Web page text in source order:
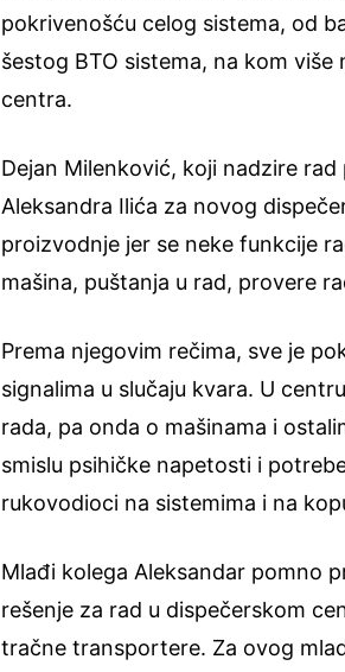
pokrivenošću celog sistema, od
šestog BTO sistema, na kom
centra.
Dejan Milenković, koji nadzire
Aleksandra Ilića za novog
proizvodnje jer se neke funkcije
mašina, puštanja u rad, provere
Prema njegovim rečima, sve je
signalima u slučaju kvara. U
rada, pa onda o mašinama i
smislu psihičke napetosti i
rukovodioci na sistemima i na
Mlađi kolega Aleksandar pomno
rešenje za rad u dispečerskom
tračne transportere. Za ovog